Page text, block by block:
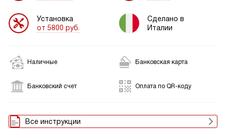
Установка
от 5800 руб.
Сделано в
Италии
Наличные Банковская карта
Банковский счет Оплата по QR-коду
Все инструкции